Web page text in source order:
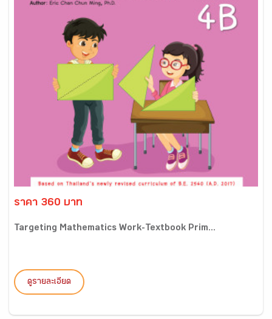
ราคา 360 บาท
Targeting Mathematics Work-Textbook Prim...
ดูรายละเอียด